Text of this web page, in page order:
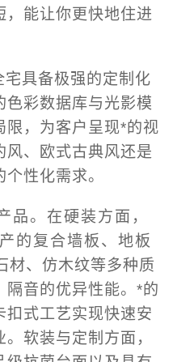
，能让你更快地住进
具备极强的定制化
色彩数据库与光影模
限，为客户呈现*的视
风、欧式古典风还是
性化需求。
品。在硬装方面，
的复合墙板、地板
材、仿木纹等多种质
隔音的优异性能。*的
扣式工艺实现快速安
软装与定制方面，